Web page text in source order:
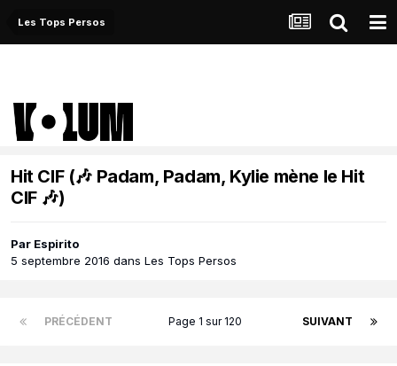
Les Tops Persos
Hit CIF (🎶 Padam, Padam, Kylie mène le Hit
CIF 🎶)
Par Espirito
5 septembre 2016 dans Les Tops Persos
PRÉCÉDENT SUIVANT
Page 1 sur 120